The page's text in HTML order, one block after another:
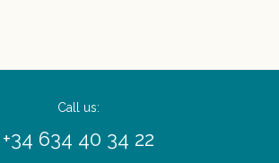
Call us:
+34 634 40 34 22